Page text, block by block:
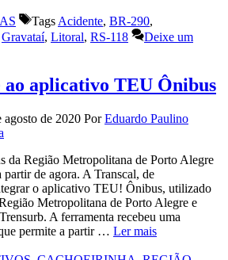
Tags Acidente, BR-290,
Gravataí, Litoral, RS-118
Deixe um
ao aplicativo TEU Ônibus
agosto de 2020 PorEduardo Paulino
da Região Metropolitana de Porto Alegre
partir de agora. A Transcal, de
o aplicativo TEU! Ônibus, utilizado
Metropolitana de Porto Alegre e
A ferramenta recebeu uma
permite a partir … Ler mais